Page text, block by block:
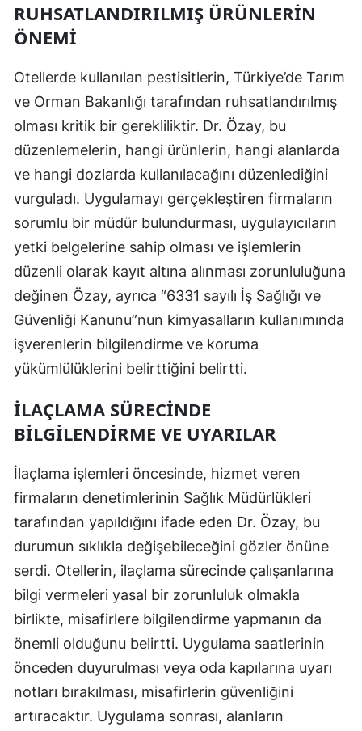
RUHSATLANDIRILMIŞ ÜRÜNLERIN
ÖNEMI
Otellerde kullanılan pestisitlerin, Türkiye’de Tarım
ve Orman Bakanlığı tarafından ruhsatlandırılmış
olması kritik bir gerekliliktir. Dr. Özay, bu
düzenlemelerin, hangi ürünlerin, hangi alanlarda
ve hangi dozlarda kullanılacağını düzenlediğini
vurguladı. Uygulamayı gerçekleştiren firmaların
sorumlu bir müdür bulundurması, uygulayıcıların
yetki belgelerine sahip olması ve işlemlerin
düzenli olarak kayıt altına alınması zorunluluğuna
değinen Özay, ayrıca “6331 sayılı İş Sağlığı ve
Güvenliği Kanunu”nun kimyasalların kullanımında
işverenlerin bilgilendirme ve koruma
yükümlülüklerini belirttiğini belirtti.
İLAÇLAMA SÜRECINDE
BILGILENDIRME VE UYARILAR
İlaçlama işlemleri öncesinde, hizmet veren
firmaların denetimlerinin Sağlık Müdürlükleri
tarafından yapıldığını ifade eden Dr. Özay, bu
durumun sıklıkla değişebileceğini gözler önüne
serdi. Otellerin, ilaçlama sürecinde çalışanlarına
bilgi vermeleri yasal bir zorunluluk olmakla
birlikte, misafirlere bilgilendirme yapmanın da
önemli olduğunu belirtti. Uygulama saatlerinin
önceden duyurulması veya oda kapılarına uyarı
notları bırakılması, misafirlerin güvenliğini
artıracaktır. Uygulama sonrası, alanların